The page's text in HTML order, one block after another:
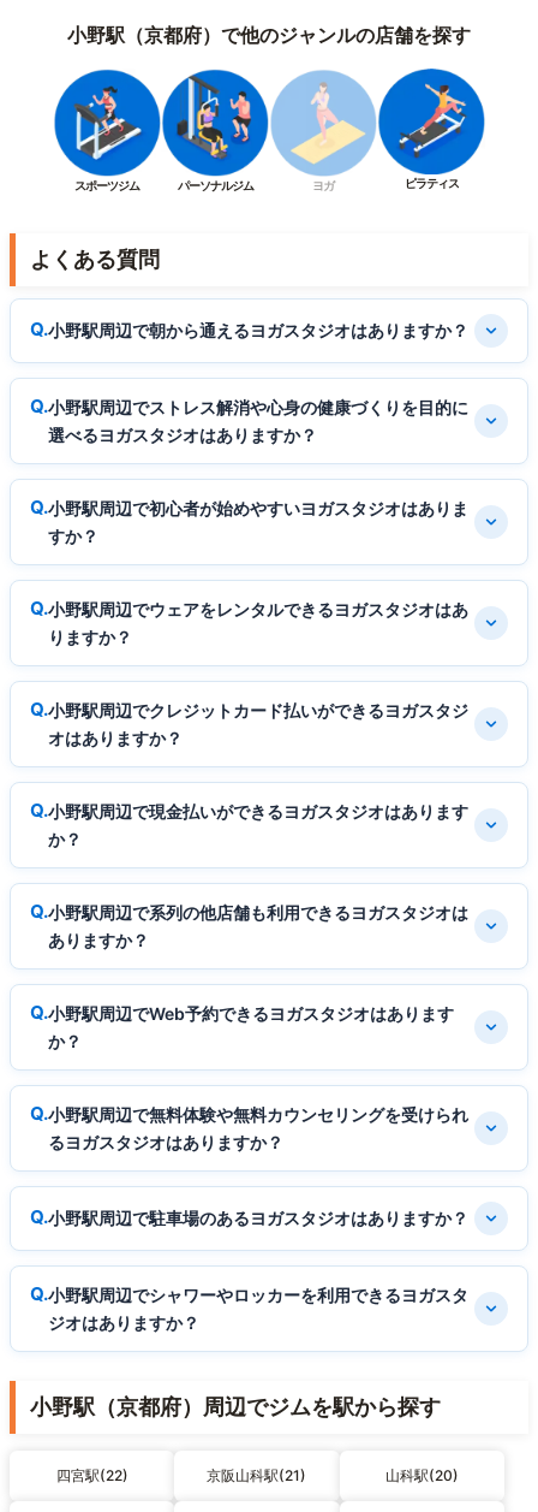
小野駅（京都府）で他のジャンルの店舗を探す
スポーツジム パーソナルジム ヨガ ピラティス
よくある質問
小野駅周辺で朝から通えるヨガスタジオはありますか？
小野駅周辺でストレス解消や心身の健康づくりを目的に
選べるヨガスタジオはありますか？
小野駅周辺で初心者が始めやすいヨガスタジオはありま
すか？
小野駅周辺でウェアをレンタルできるヨガスタジオはあ
りますか？
小野駅周辺でクレジットカード払いができるヨガスタジ
オはありますか？
小野駅周辺で現金払いができるヨガスタジオはあります
か？
小野駅周辺で系列の他店舗も利用できるヨガスタジオは
ありますか？
小野駅周辺でWeb予約できるヨガスタジオはあります
か？
小野駅周辺で無料体験や無料カウンセリングを受けられ
るヨガスタジオはありますか？
小野駅周辺で駐車場のあるヨガスタジオはありますか？
小野駅周辺でシャワーやロッカーを利用できるヨガスタ
ジオはありますか？
小野駅（京都府）周辺でジムを駅から探す
四宮駅(22) 京阪山科駅(21) 山科駅(20)